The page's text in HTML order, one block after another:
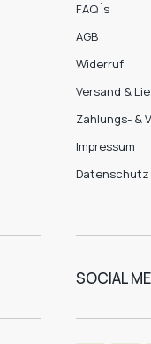
FAQ´s
AGB
Widerruf
Versand &
Zahlungs- &
Impressum
Datenschutz
SOCIAL